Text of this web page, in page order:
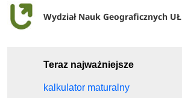
Wydział Nauk Geograficznych UŁ
Teraz najważniejsze
kalkulator maturalny